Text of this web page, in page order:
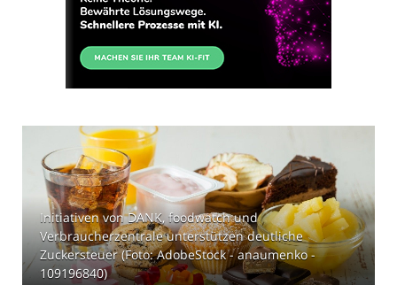
Initiativen von DANK, foodwatch und
Verbraucherzentrale unterstützen deutliche
Zuckersteuer (Foto: AdobeStock - anaumenko -
109196840)